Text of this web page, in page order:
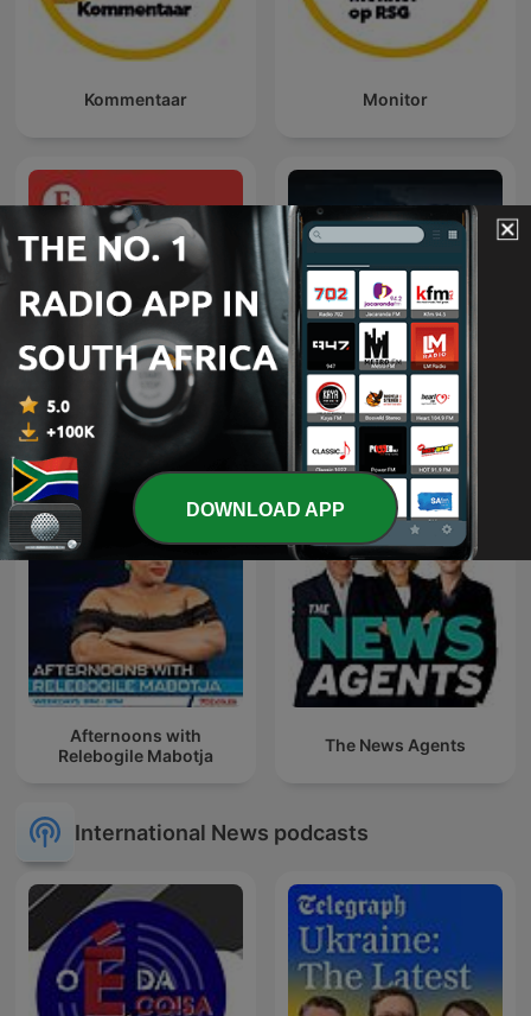
Kommentaar Monitor
Economist Podcasts Dateline NBC
Afternoons with
Relebogile Mabotja
The News Agents
International News podcasts
DOWNLOAD APP